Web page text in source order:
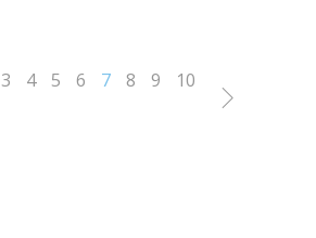
3 4 5 6 7 8 9 10